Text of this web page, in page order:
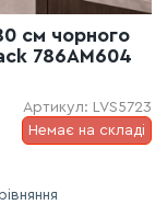
см чорного
786AM604
Артикул: LVS5723
Немає на складі